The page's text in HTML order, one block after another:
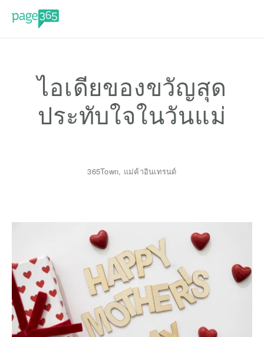
ไอเดียของขวัญสุด
ประทับใจในวันแม่
365Town, แม่ค้าอินเทรนด์